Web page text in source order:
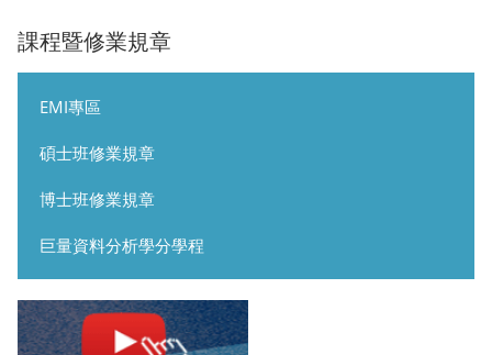
課程暨修業規章
EMI專區
碩士班修業規章
博士班修業規章
巨量資料分析學分學程